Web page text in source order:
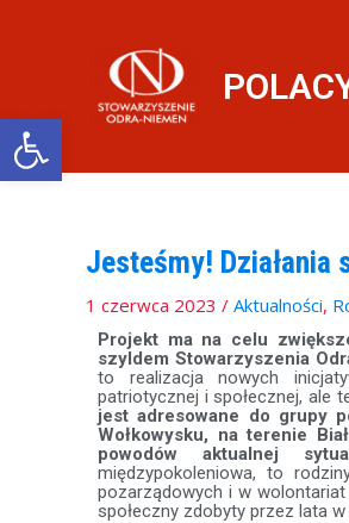
Otwórz pasek
Jesteśmy! Działania
1 czerwca 2023 / Aktualności,
Projekt ma na celu
szyldem Stowarzyszenia
to realizacja nowych
patriotycznej i społecznej, ale
jest adresowane do grupy
Wołkowysku, na terenie
powodów aktualnej
międzypokoleniowa, to
pozarządowych i w wolontariat
społeczny zdobyty przez lata